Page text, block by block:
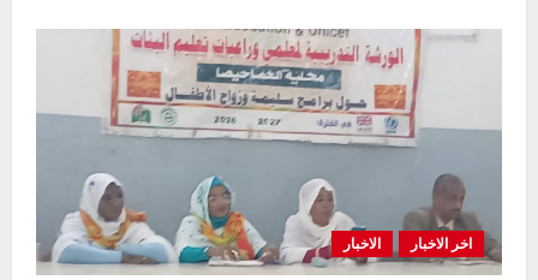
الأنشطة
المدرسية
بمحلية
مدني
الكبرى
تنظم
طوافا
اداريا
بالمحلية
اخر الاخبار الاخبار